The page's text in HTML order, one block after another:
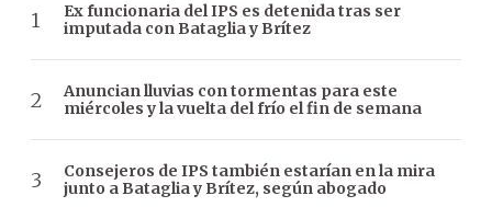
Ex funcionaria del IPS es detenida tras ser
imputada con Bataglia y Brítez
Anuncian lluvias con tormentas para este
miércoles y la vuelta del frío el fin de semana
Consejeros de IPS también estarían en la mira
junto a Bataglia y Brítez, según abogado